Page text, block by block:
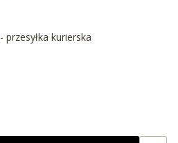
- przesyłka kurierska